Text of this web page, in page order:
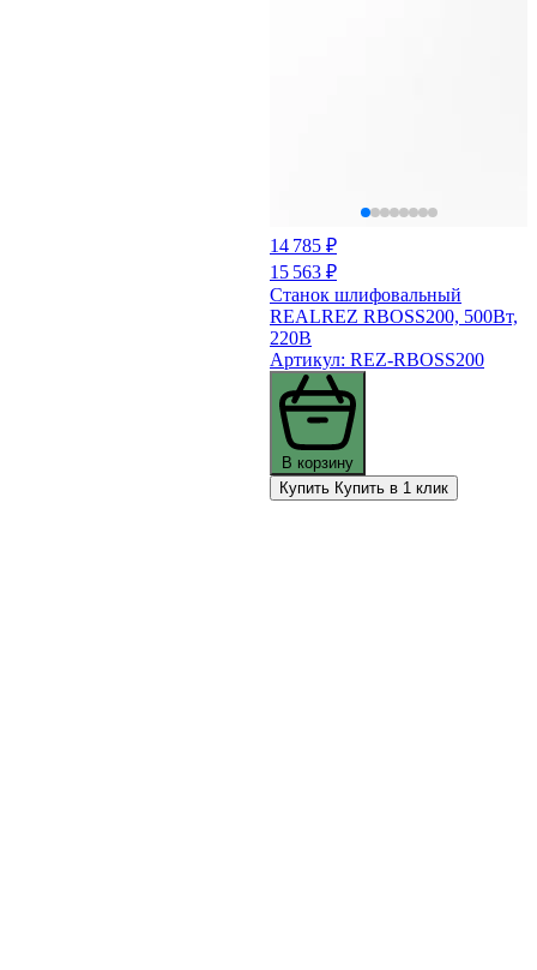
14 785 ₽
15 563 ₽
Станок шлифовальный
REALREZ RBOSS200, 500Вт,
220В
Артикул: REZ-RBOSS200
В корзину
Купить Купить в 1 клик